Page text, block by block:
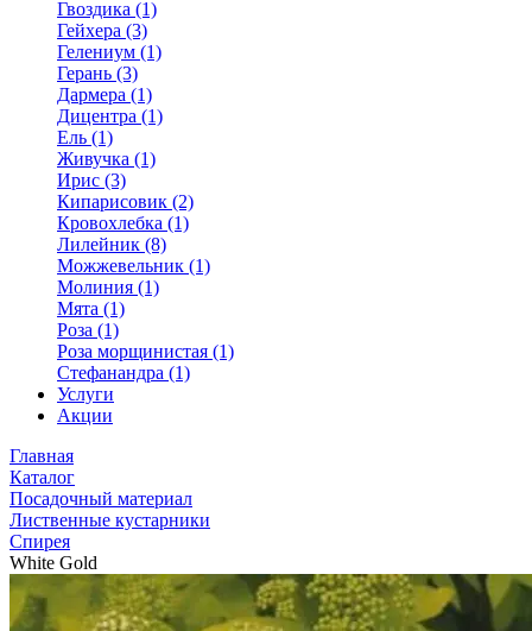
Гвоздика (1)
Гейхера (3)
Гелениум (1)
Герань (3)
Дармера (1)
Дицентра (1)
Ель (1)
Живучка (1)
Ирис (3)
Кипарисовик (2)
Кровохлебка (1)
Лилейник (8)
Можжевельник (1)
Молиния (1)
Мята (1)
Роза (1)
Роза морщинистая (1)
Стефанандра (1)
Услуги
Акции
Главная
Каталог
Посадочный материал
Лиственные кустарники
Спирея
White Gold